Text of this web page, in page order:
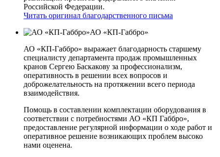
Российской Федерации.
Читать оригинал благодарственного письма
АО «КП-Габбро»
АО «КП-Габбро» выражает благодарность старшему
специалисту департамента продаж промышленных
кранов Сергею Баскакову за профессионализм,
оперативность в решении всех вопросов и
доброжелательность на протяжении всего периода
взаимодействия.
Помощь в составлении комплектации оборудования в
соответствии с потребностями АО «КП­ Габбро»,
предоставление регулярной информации о ходе работ и
оперативное решение возникающих проблем высоко
нами оценена.